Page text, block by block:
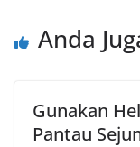
Anda
Gunakan
Pantau